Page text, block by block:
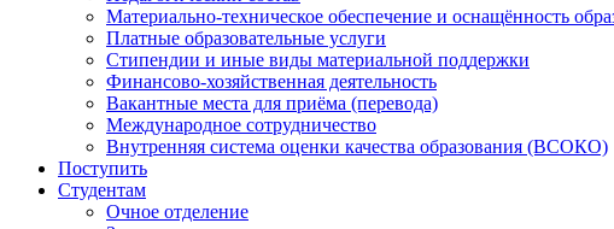
Материально-техническое обеспечение и оснащённость
Платные образовательные услуги
Стипендии и иные виды материальной поддержки
Финансово-хозяйственная деятельность
Вакантные места для приёма (перевода)
Международное сотрудничество
Внутренняя система оценки качества образования (ВСОКО)
Поступить
Студентам
Очное отделение